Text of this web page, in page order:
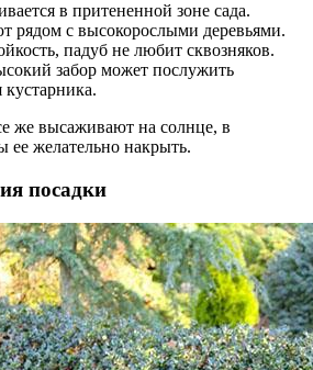
в притененной зоне сада.
рядом с высокорослыми деревьями.
падуб не любит сквозняков.
забор может послужить
же высаживают на солнце, в
ее желательно накрыть.
посадки